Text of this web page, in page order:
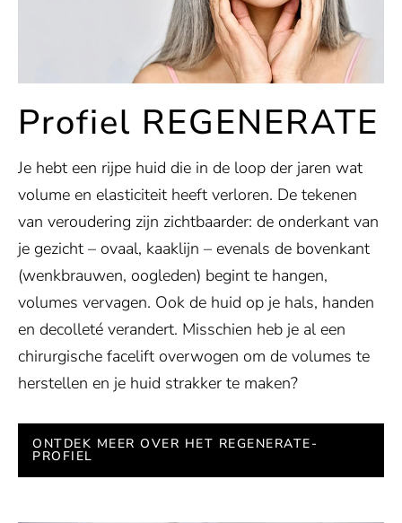
Profiel REGENERATE
Je hebt een rijpe huid die in de loop der jaren wat
volume en elasticiteit heeft verloren. De tekenen
van veroudering zijn zichtbaarder: de onderkant van
je gezicht – ovaal, kaaklijn – evenals de bovenkant
(wenkbrauwen, oogleden) begint te hangen,
volumes vervagen. Ook de huid op je hals, handen
en decolleté verandert. Misschien heb je al een
chirurgische facelift overwogen om de volumes te
herstellen en je huid strakker te maken?
ONTDEK MEER OVER HET REGENERATE-
PROFIEL